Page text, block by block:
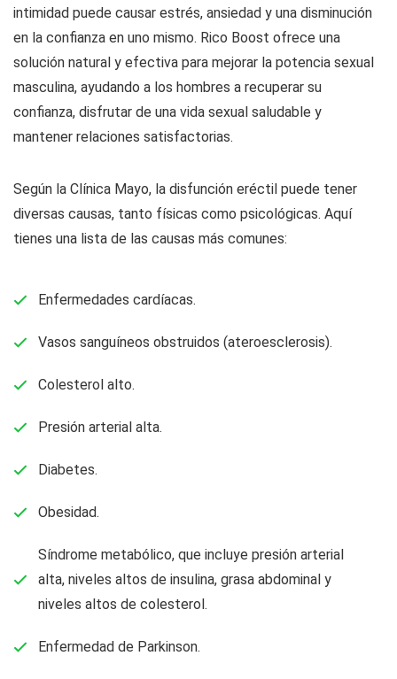
intimidad puede causar estrés, ansiedad y una disminución
en la confianza en uno mismo. Rico Boost ofrece una
solución natural y efectiva para mejorar la potencia sexual
masculina, ayudando a los hombres a recuperar su
confianza, disfrutar de una vida sexual saludable y
mantener relaciones satisfactorias.
Según la Clínica Mayo, la disfunción eréctil puede tener
diversas causas, tanto físicas como psicológicas. Aquí
tienes una lista de las causas más comunes:
Enfermedades cardíacas.
Vasos sanguíneos obstruidos (ateroesclerosis).
Colesterol alto.
Presión arterial alta.
Diabetes.
Obesidad.
Síndrome metabólico, que incluye presión arterial
alta, niveles altos de insulina, grasa abdominal y
niveles altos de colesterol.
Enfermedad de Parkinson.